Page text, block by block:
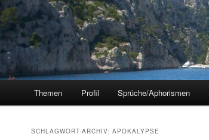
Themen Profil Sprüche/Aphorismen
SCHLAGWORT-ARCHIV: APOKALYPSE